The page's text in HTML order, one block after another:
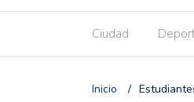
Ciudad
Inicio /